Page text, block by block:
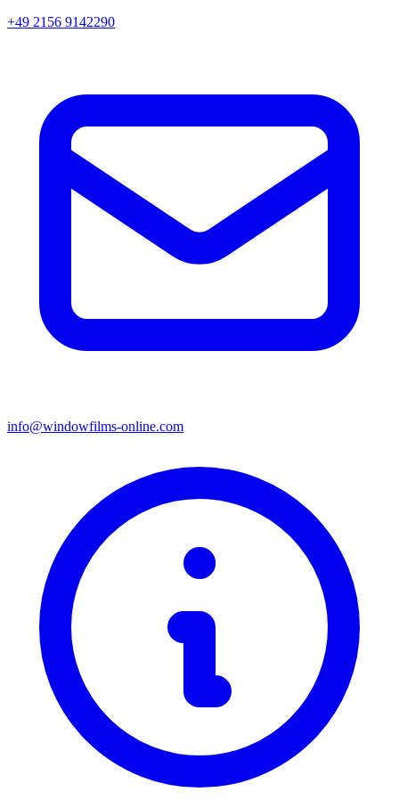
+49 2156 9142290
info@windowfilms-online.com